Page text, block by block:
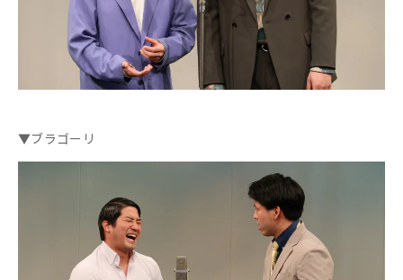
▼ブラゴーリ